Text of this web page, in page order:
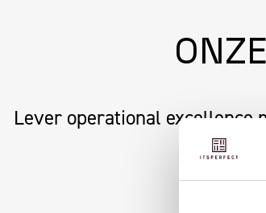
Lever operational excellence